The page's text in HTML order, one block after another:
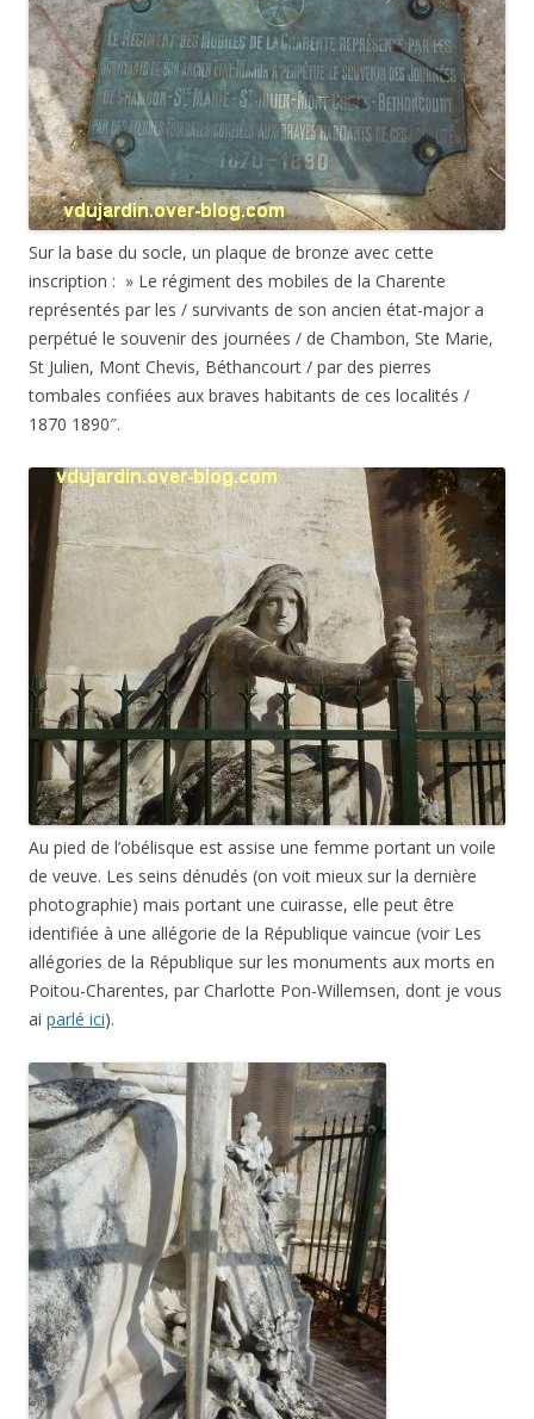
Sur la base du socle, un plaque de bronze avec cette
inscription : » Le régiment des mobiles de la Charente
représentés par les / survivants de son ancien état-major a
perpétué le souvenir des journées / de Chambon, Ste Marie,
St Julien, Mont Chevis, Béthancourt / par des pierres
tombales confiées aux braves habitants de ces localités /
1870 1890″.
Au pied de l’obélisque est assise une femme portant un voile
de veuve. Les seins dénudés (on voit mieux sur la dernière
photographie) mais portant une cuirasse, elle peut être
identifiée à une allégorie de la République vaincue (voir Les
allégories de la République sur les monuments aux morts en
Poitou-Charentes, par Charlotte Pon-Willemsen, dont je vous
ai parlé ici).